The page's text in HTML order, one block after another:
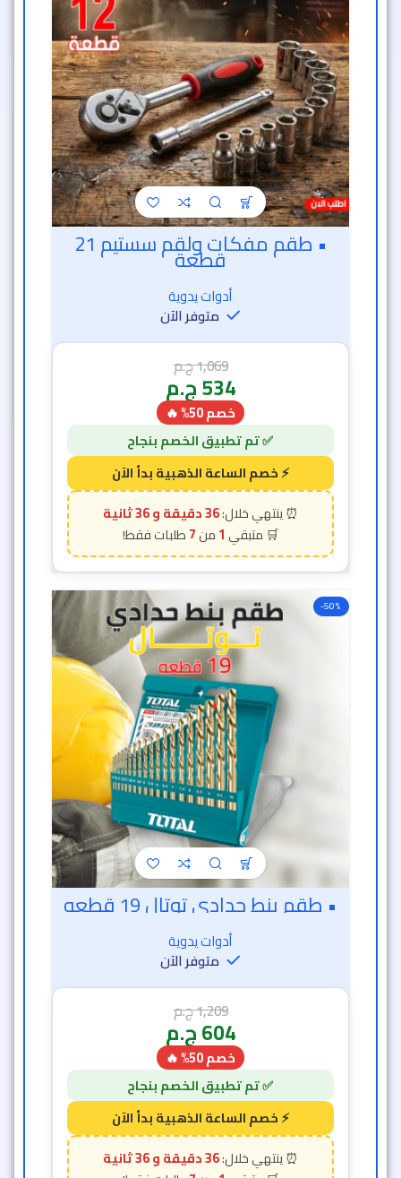
• طقم مفكات ولقم سستيم 21 قطعة
أدوات يدوية
متوفر الآن
1,069ج.م
534ج.م
خصم 50% 🔥
36 دقيقة و 33 ثانية
1
7
• طقم بنط حدادي توتال 19 قطعه
أدوات يدوية
متوفر الآن
ج.م
604ج.م
خصم 50% 🔥
36 دقيقة و 33 ثانية
1
7